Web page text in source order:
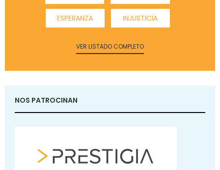
ESPERANZA INJUSTICIA
VER LISTADO COMPLETO
NOS PATROCINAN